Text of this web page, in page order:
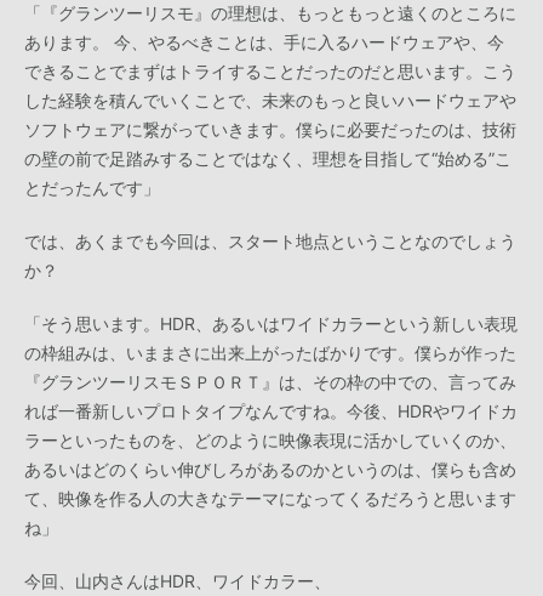
「『グランツーリスモ』の理想は、もっともっと遠くのところに
あります。 今、やるべきことは、手に入るハードウェアや、今
できることでまずはトライすることだったのだと思います。こう
した経験を積んでいくことで、未来のもっと良いハードウェアや
ソフトウェアに繋がっていきます。僕らに必要だったのは、技術
の壁の前で足踏みすることではなく、理想を目指して“始める”こ
とだったんです」
では、あくまでも今回は、スタート地点ということなのでしょう
か？
「そう思います。HDR、あるいはワイドカラーという新しい表現
の枠組みは、いままさに出来上がったばかりです。僕らが作った
『グランツーリスモＳＰＯＲＴ』は、その枠の中での、言ってみ
れば一番新しいプロトタイプなんですね。今後、HDRやワイドカ
ラーといったものを、どのように映像表現に活かしていくのか、
あるいはどのくらい伸びしろがあるのかというのは、僕らも含め
て、映像を作る人の大きなテーマになってくるだろうと思います
ね」
今回、山内さんはHDR、ワイドカラー、